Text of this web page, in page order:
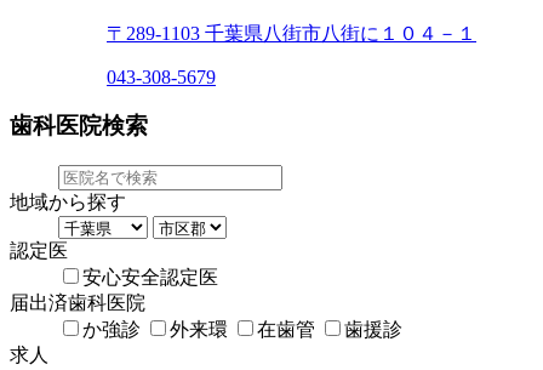
〒289-1103 千葉県八街市八街に１０４－１
043-308-5679
歯科医院検索
地域から探す
認定医
安心安全認定医
届出済歯科医院
か強診
外来環 在歯管
歯援診
求人